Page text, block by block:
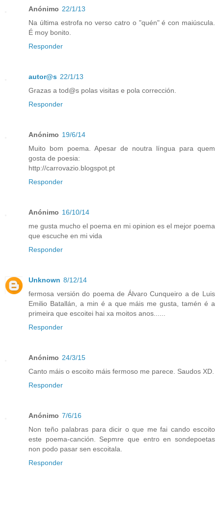
Anónimo 22/1/13
Na última estrofa no verso catro o "quén" é con maiúscula.
É moy bonito.
Responder
autor@s 22/1/13
Grazas a tod@s polas visitas e pola corrección.
Responder
Anónimo 19/6/14
Muito bom poema. Apesar de noutra língua para quem
gosta de poesia:
http://carrovazio.blogspot.pt
Responder
Anónimo 16/10/14
me gusta mucho el poema en mi opinion es el mejor poema
que escuche en mi vida
Responder
Unknown 8/12/14
fermosa versión do poema de Álvaro Cunqueiro a de Luis
Emilio Batallán, a min é a que máis me gusta, tamén é a
primeira que escoitei hai xa moitos anos......
Responder
Anónimo 24/3/15
Canto máis o escoito máis fermoso me parece. Saudos XD.
Responder
Anónimo 7/6/16
Non teño palabras para dicir o que me fai cando escoito
este poema-canción. Sepmre que entro en sondepoetas
non podo pasar sen escoitala.
Responder